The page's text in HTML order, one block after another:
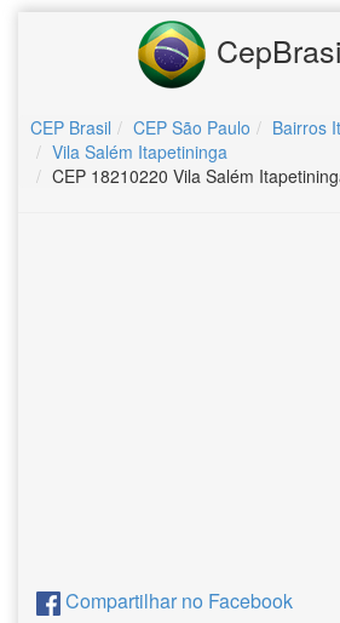
CEP Brasil CEP São Paulo
Bairros
Vila Salém Itapetininga
CEP 18210220 Vila Salém
Compartilhar no Facebook